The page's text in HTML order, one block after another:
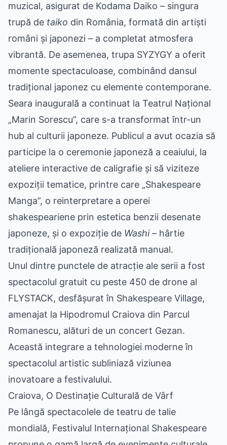
muzical, asigurat de Kodama Daiko – singura
trupă de taiko din România, formată din artiști
români și japonezi – a completat atmosfera
vibrantă. De asemenea, trupa SYZYGY a oferit
momente spectaculoase, combinând dansul
tradițional japonez cu elemente contemporane.
Seara inaugurală a continuat la Teatrul Național
„Marin Sorescu”, care s-a transformat într-un
hub al culturii japoneze. Publicul a avut ocazia să
participe la o ceremonie japoneză a ceaiului, la
ateliere interactive de caligrafie și să viziteze
expoziții tematice, printre care „Shakespeare
Manga”, o reinterpretare a operei
shakespeariene prin estetica benzii desenate
japoneze, și o expoziție de Washi– hârtie
tradițională japoneză realizată manual.
Unul dintre punctele de atracție ale serii a fost
spectacolul gratuit cu peste 450 de drone al
FLYSTACK, desfășurat în Shakespeare Village,
amenajat la Hipodromul Craiova din Parcul
Romanescu, alături de un concert Gezan.
Această integrare a tehnologiei moderne în
spectacolul artistic subliniază viziunea
inovatoare a festivalului.
Craiova, O Destinație Culturală de Vârf
Pe lângă spectacolele de teatru de talie
mondială, Festivalul Internațional Shakespeare